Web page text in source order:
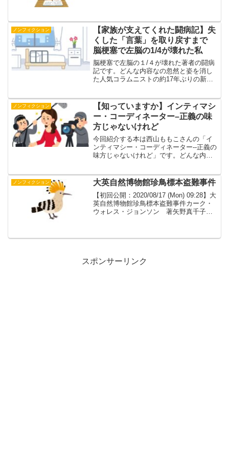
の世界 吉田 武（著） 幻冬...
ノンフィクション
【家族が支えてくれた闘病記】失
くした「言葉」を取り戻すまで
脳梗塞で左脳の1/4が壊れた私
脳梗塞で左脳の１/４が壊れた著者の闘病
記です。どんな内容なの忽然と姿を消し
た人気コラムニストの約17年ぶりの新刊
も膜下出血なので今すぐ開頭手術を」と
診断された...
ノンフィクション
【知っていますか】インティマシ
ー・コーディネーター–正義の味
方じゃないけれど
今回紹介する本は西山ももこさんの「イ
ンティマシー・コーディネーター--正義の
味方じゃないけれど」です。どんな内容
していないインティマシー・コーディネ
ーター。出演する側と...
ノンフィクション 大英自然博物館珍鳥標本盗難事件
【初回公開：2020/08/17 (Mon) 09:28】大
英自然博物館珍鳥標本盗難事件カーク・
ウォレス・ジョンソン 著矢野真千子
スポンサーリンク